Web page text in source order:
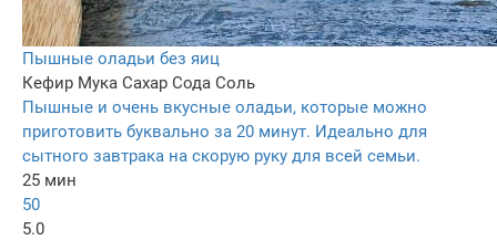
Пышные оладьи без яиц
Кефир Мука Сахар Сода Соль
Пышные и очень вкусные оладьи, которые можно
приготовить буквально за 20 минут. Идеально для
сытного завтрака на скорую руку для всей семьи.
25 мин
50
5.0